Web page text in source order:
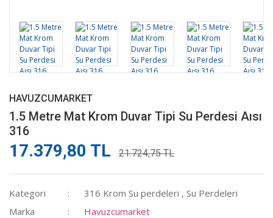
HAVUZCUMARKET
1.5 Metre Mat Krom Duvar Tipi Su Perdesi Aısı
316
17.379,80 TL 21.724,75 TL
Kategori 316 Krom Su perdeleri ,Su Perdeleri
Marka
Havuzcumarket